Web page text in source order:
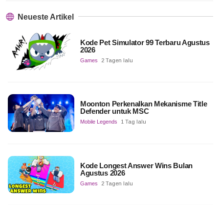
Neueste Artikel
Kode Pet Simulator 99 Terbaru Agustus
2026
Games 2 Tagen lalu
Moonton Perkenalkan Mekanisme Title
Defender untuk MSC
Mobile Legends 1 Tag lalu
Kode Longest Answer Wins Bulan
Agustus 2026
Games 2 Tagen lalu